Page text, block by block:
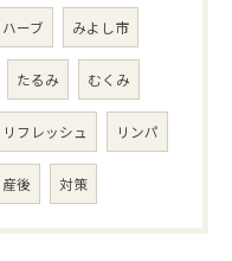
ハーブ みよし市
たるみ むくみ
リフレッシュ リンパ
産後 対策